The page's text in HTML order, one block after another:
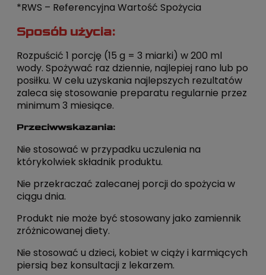
*RWS – Referencyjna Wartość Spożycia
Sposób użycia:
Rozpuścić 1 porcję (15 g = 3 miarki) w 200 ml
wody. Spożywać raz dziennie, najlepiej rano lub po
posiłku. W celu uzyskania najlepszych rezultatów
zaleca się stosowanie preparatu regularnie przez
minimum 3 miesiące.
Przeciwwskazania:
Nie stosować w przypadku uczulenia na
którykolwiek składnik produktu.
Nie przekraczać zalecanej porcji do spożycia w
ciągu dnia.
Produkt nie może być stosowany jako zamiennik
zróżnicowanej diety.
Nie stosować u dzieci, kobiet w ciąży i karmiących
piersią bez konsultacji z lekarzem.